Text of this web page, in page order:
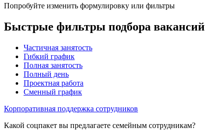
Попробуйте изменить формулировку или фильтры
Быстрые фильтры подбора вакансий
Частичная занятость
Гибкий график
Полная занятость
Полный день
Проектная работа
Сменный график
Корпоративная поддержка сотрудников
Какой соцпакет вы предлагаете семейным сотрудникам?